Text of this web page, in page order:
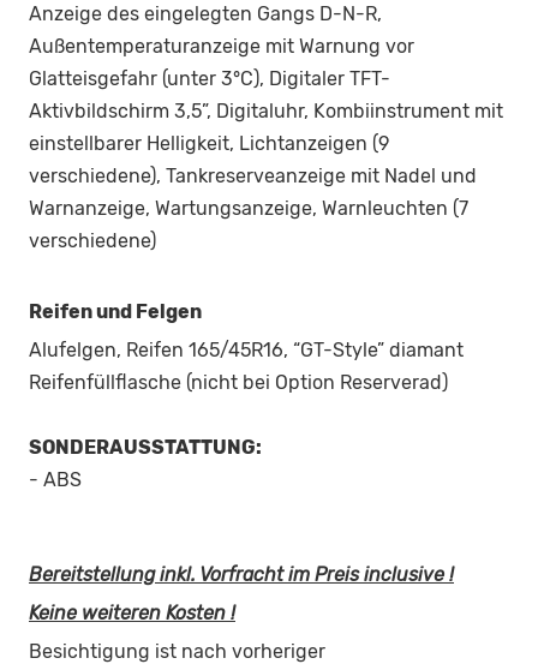
Anzeige des eingelegten Gangs D-N-R,
Außentemperaturanzeige mit Warnung vor
Glatteisgefahr (unter 3°C), Digitaler TFT-
Aktivbildschirm 3,5”, Digitaluhr, Kombiinstrument mit
einstellbarer Helligkeit, Lichtanzeigen (9
verschiedene), Tankreserveanzeige mit Nadel und
Warnanzeige, Wartungsanzeige, Warnleuchten (7
verschiedene)
Reifen und Felgen
Alufelgen, Reifen 165/45R16, “GT-Style” diamant
Reifenfüllflasche (nicht bei Option Reserverad)
SONDERAUSSTATTUNG:
- ABS
Bereitstellung inkl. Vorfracht im Preis inclusive !
Keine weiteren Kosten !
Besichtigung ist nach vorheriger